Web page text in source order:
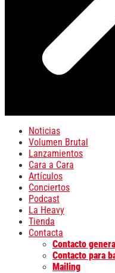
Noticias
Volumen Brutal
Lanzamientos
Cara a Cara
Artículos
Conciertos
Podcast
La Heavy
Tienda
Contacta
Contacto
Contacto para
Mailing